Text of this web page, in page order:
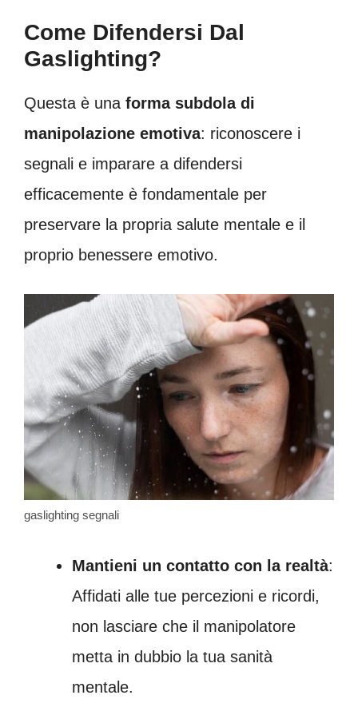
Come Difendersi Dal
Gaslighting?
Questa è una forma subdola di
manipolazione emotiva: riconoscere i
segnali e imparare a difendersi
efficacemente è fondamentale per
preservare la propria salute mentale e il
proprio benessere emotivo.
gaslighting segnali
Mantieni un contatto con la realtà:
Affidati alle tue percezioni e ricordi,
non lasciare che il manipolatore
metta in dubbio la tua sanità
mentale.